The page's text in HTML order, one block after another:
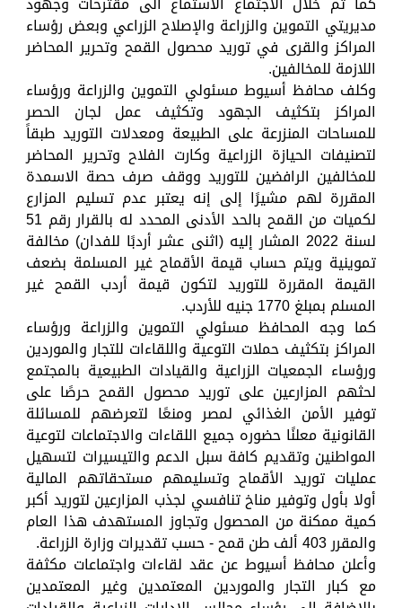
مديريتي التموين والزراعة والإصلاح الزراعي وبعض رؤساء
المراكز والقرى في توريد محصول القمح وتحرير المحاضر
اللازمة للمخالفين.
وكلف محافظ أسيوط مسئولي التموين والزراعة ورؤساء
المراكز بتكثيف الجهود وتكثيف عمل لجان الحصر
للمساحات المنزرعة على الطبيعة ومعدلات التوريد طبقاً
لتصنيفات الحيازة الزراعية وكارت الفلاح وتحرير المحاضر
للمخالفين الرافضين للتوريد ووقف صرف حصة الاسمدة
المقررة لهم مشيرًا إلى إنه يعتبر عدم تسليم المزارع
لكميات من القمح بالحد الأدنى المحدد له بالقرار رقم 51
لسنة 2022 المشار إليه (اثنى عشر أردبًا للفدان) مخالفة
تموينية ويتم حساب قيمة الأقماح غير المسلمة بضعف
القيمة المقررة للتوريد لتكون قيمة أردب القمح غير
المسلم بمبلغ 1770 جنيه للأردب.
كما وجه المحافظ مسئولي التموين والزراعة ورؤساء
المراكز بتكثيف حملات التوعية واللقاءات للتجار والموردين
ورؤساء الجمعيات الزراعية والقيادات الطبيعية بالمجتمع
لحثهم المزارعين على توريد محصول القمح حرصًا على
توفير الأمن الغذائي لمصر ومنعًا لتعرضهم للمسائلة
القانونية معلنًا حضوره جميع اللقاءات والاجتماعات لتوعية
المواطنين وتقديم كافة سبل الدعم والتيسيرات لتسهيل
عمليات توريد الأقماح وتسليمهم مستحقاتهم المالية
أولا بأول وتوفير مناخ تنافسي لجذب المزارعين لتوريد أكبر
كمية ممكنة من المحصول وتجاوز المستهدف هذا العام
والمقرر 403 ألف طن قمح - حسب تقديرات وزارة الزراعة.
وأعلن محافظ أسيوط عن عقد لقاءات واجتماعات مكثفة
مع كبار التجار والموردين المعتمدين وغير المعتمدين